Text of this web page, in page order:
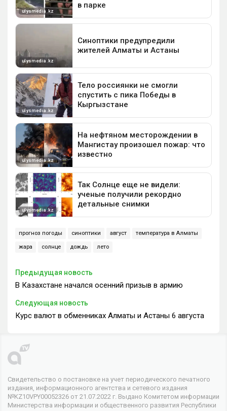
прогноз погоды синоптики август температура в Алматы
жара солнце дождь лето
Предыдущая новость
В Казахстане начался осенний призыв в армию
Следующая новость
Курс валют в обменниках Алматы и Астаны 6 августа
Свидетельство о постановке на учет периодического печатного
издания, информационного агентства и сетевого издания
№KZ10VPY00052326 от 21.07.2022 г. Выдано Комитетом информации
Министерства информации и общественного развития Республики